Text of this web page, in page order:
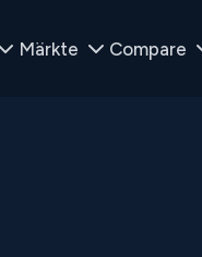
Märkte Compare